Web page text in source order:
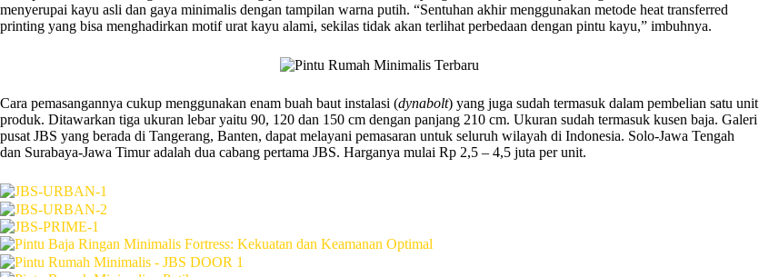
menyerupai kayu asli dan gaya minimalis dengan tampilan warna putih. “Sentuhan akhir menggunakan metode heat transferred
printing yang bisa menghadirkan motif urat kayu alami, sekilas tidak akan terlihat perbedaan dengan pintu kayu,” imbuhnya.
Cara pemasangannya cukup menggunakan enam buah baut instalasi (dynabolt) yang juga sudah termasuk dalam pembelian satu unit
produk. Ditawarkan tiga ukuran lebar yaitu 90, 120 dan 150 cm dengan panjang 210 cm. Ukuran sudah termasuk kusen baja. Galeri
pusat JBS yang berada di Tangerang, Banten, dapat melayani pemasaran untuk seluruh wilayah di Indonesia. Solo-Jawa Tengah
dan Surabaya-Jawa Timur adalah dua cabang pertama JBS. Harganya mulai Rp 2,5 – 4,5 juta per unit.